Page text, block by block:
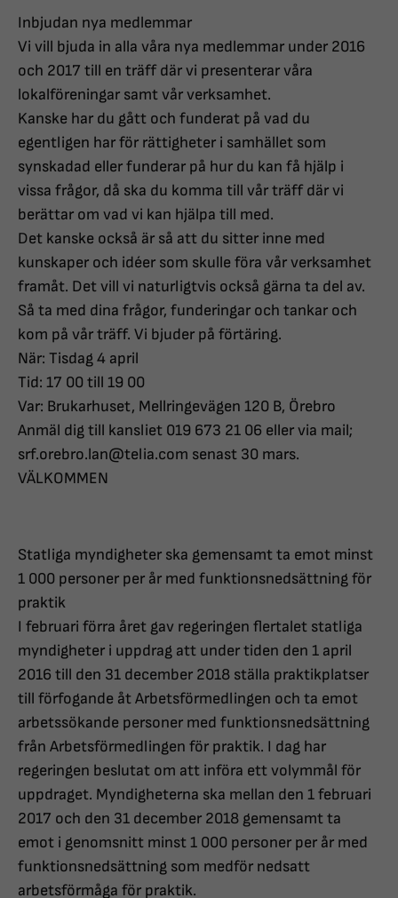
Inbjudan nya medlemmar
Vi vill bjuda in alla våra nya medlemmar under 2016
och 2017 till en träff där vi presenterar våra
lokalföreningar samt vår verksamhet.
Kanske har du gått och funderat på vad du
egentligen har för rättigheter i samhället som
synskadad eller funderar på hur du kan få hjälp i
vissa frågor, då ska du komma till vår träff där vi
berättar om vad vi kan hjälpa till med.
Det kanske också är så att du sitter inne med
kunskaper och idéer som skulle föra vår verksamhet
framåt. Det vill vi naturligtvis också gärna ta del av.
Så ta med dina frågor, funderingar och tankar och
kom på vår träff. Vi bjuder på förtäring.
När: Tisdag 4 april
Tid: 17 00 till 19 00
Var: Brukarhuset, Mellringevägen 120 B, Örebro
Anmäl dig till kansliet 019 673 21 06 eller via mail;
srf.orebro.lan@telia.com senast 30 mars.
VÄLKOMMEN
Statliga myndigheter ska gemensamt ta emot minst
1 000 personer per år med funktionsnedsättning för
praktik
I februari förra året gav regeringen flertalet statliga
myndigheter i uppdrag att under tiden den 1 april
2016 till den 31 december 2018 ställa praktikplatser
till förfogande åt Arbetsförmedlingen och ta emot
arbetssökande personer med funktionsnedsättning
från Arbetsförmedlingen för praktik. I dag har
regeringen beslutat om att införa ett volymmål för
uppdraget. Myndigheterna ska mellan den 1 februari
2017 och den 31 december 2018 gemensamt ta
emot i genomsnitt minst 1 000 personer per år med
funktionsnedsättning som medför nedsatt
arbetsförmåga för praktik.